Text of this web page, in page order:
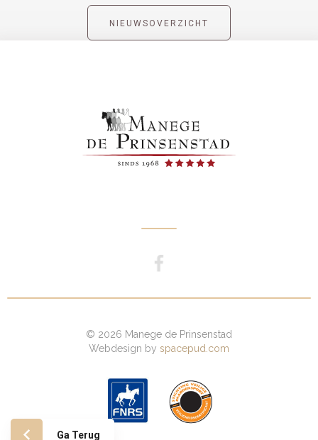
NIEUWSOVERZICHT
Ga Terug
© 2026 Manege de Prinsenstad
Webdesign by spacepud.com